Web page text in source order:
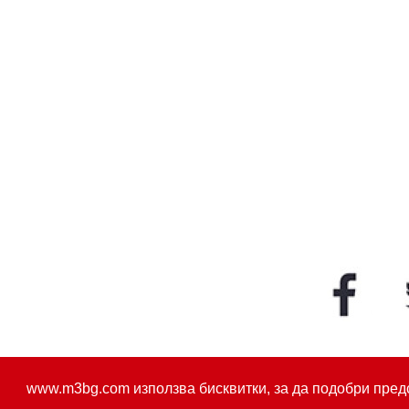
www.m3bg.com използва бисквитки, за да подобри